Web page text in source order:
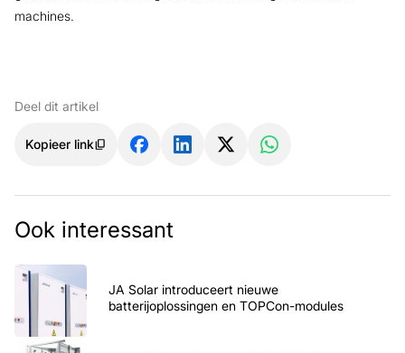
machines.
Deel dit artikel
Kopieer link
Ook interessant
JA Solar introduceert nieuwe
batterijoplossingen en TOPCon-modules